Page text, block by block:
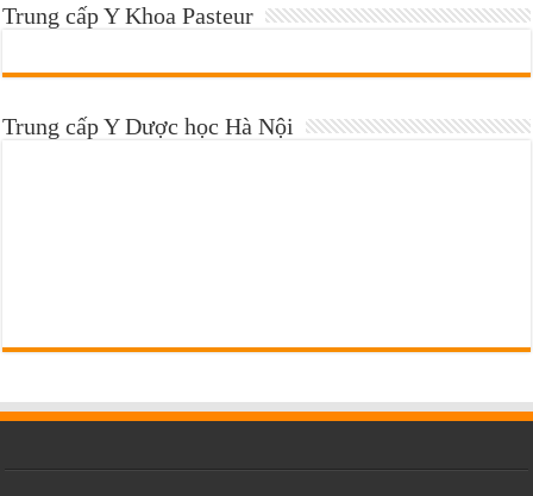
Trung cấp Y Khoa Pasteur
Trung cấp Y Dược học Hà Nội